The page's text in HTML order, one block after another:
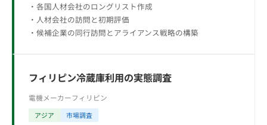
・各国人材会社のロングリスト作成
・人材会社の訪問と初期評価
・候補企業の同行訪問とアライアンス戦略の構築
フィリピン冷蔵庫利用の実態調査
電機メーカーフィリピン
アジア 市場調査